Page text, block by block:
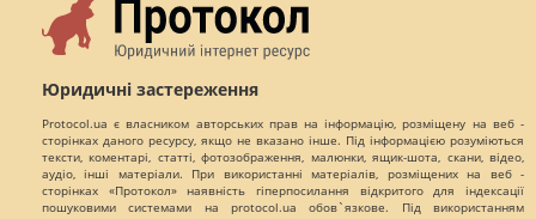
Юридичні застереження
Protocol.ua є власником авторських прав на інформацію, розміщену на веб -
сторінках даного ресурсу, якщо не вказано інше. Під інформацією розуміються
тексти, коментарі, статті, фотозображення, малюнки, ящик-шота, скани, відео,
аудіо, інші матеріали. При використанні матеріалів, розміщених на веб -
сторінках «Протокол» наявність гіперпосилання відкритого для індексації
пошуковими системами на protocol.ua обов`язкове. Під використанням